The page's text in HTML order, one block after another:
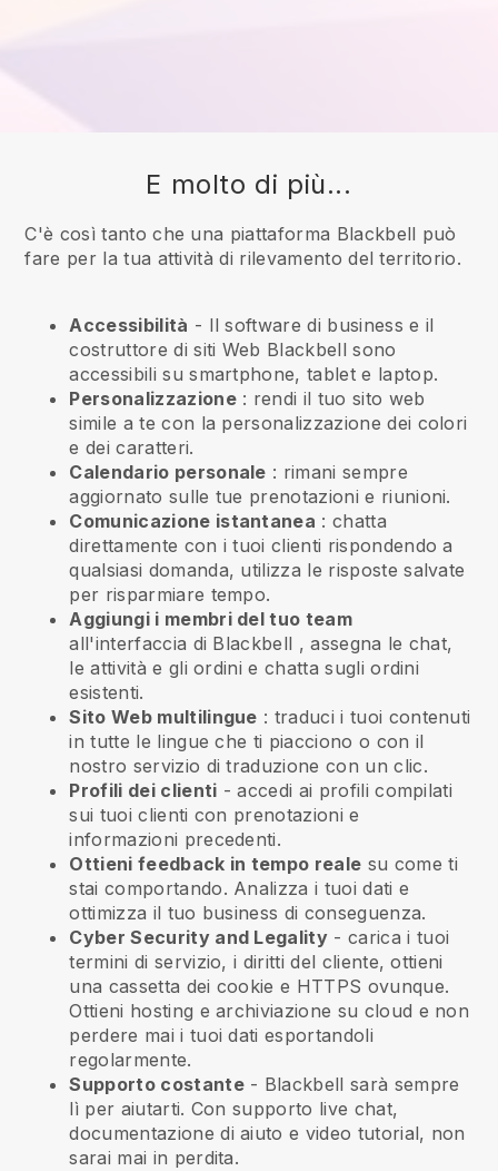
E molto di più...
C'è così tanto che una piattaforma Blackbell può
fare per la tua attività di rilevamento del territorio.
Accessibilità - Il software di business e il
costruttore di siti Web Blackbell sono
accessibili su smartphone, tablet e laptop.
Personalizzazione: rendi il tuo sito web
simile a te con la personalizzazione dei colori
e dei caratteri.
Calendario personale : rimani sempre
aggiornato sulle tue prenotazioni e riunioni.
Comunicazione istantanea : chatta
direttamente con i tuoi clienti rispondendo a
qualsiasi domanda, utilizza le risposte salvate
per risparmiare tempo.
Aggiungi i membri del tuo team
all'interfaccia di Blackbell , assegna le chat,
le attività e gli ordini e chatta sugli ordini
esistenti.
Sito Web multilingue : traduci i tuoi contenuti
in tutte le lingue che ti piacciono o con il
nostro servizio di traduzione con un clic.
Profili dei clienti - accedi ai profili compilati
sui tuoi clienti con prenotazioni e
informazioni precedenti.
Ottieni feedback in tempo reale su come ti
stai comportando. Analizza i tuoi dati e
ottimizza il tuo business di conseguenza.
Cyber Security and Legality - carica i tuoi
termini di servizio, i diritti del cliente, ottieni
una cassetta dei cookie e HTTPS ovunque.
Ottieni hosting e archiviazione su cloud e non
perdere mai i tuoi dati esportandoli
regolarmente.
Supporto costante- Blackbell sarà sempre
lì per aiutarti. Con supporto live chat,
documentazione di aiuto e video tutorial, non
sarai mai in perdita.